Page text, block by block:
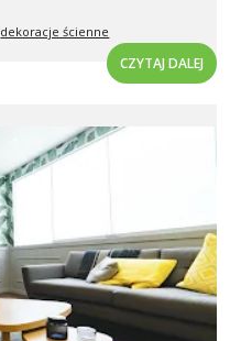
dekoracje ścienne
CZYTAJ DALEJ